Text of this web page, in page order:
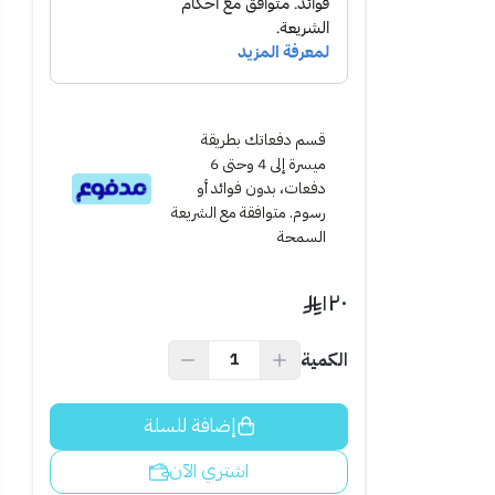
قسم دفعاتك بطريقة
ميسرة إلى 4 وحتى 6
دفعات، بدون فوائد أو
رسوم. متوافقة مع الشريعة
السمحة
١٢٠
الكمية
إضافة للسلة
اشتري الآن